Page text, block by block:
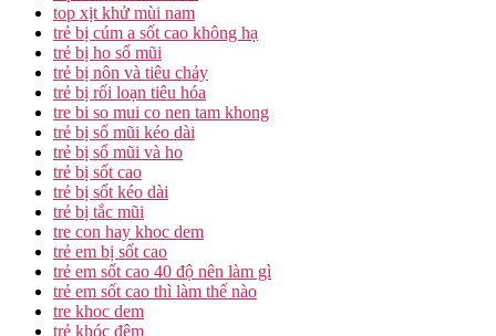
top xịt khử mùi nam
trẻ bị cúm a sốt cao không hạ
trẻ bị ho sổ mũi
trẻ bị nôn và tiêu chảy
trẻ bị rối loạn tiêu hóa
tre bi so mui co nen tam khong
trẻ bị sổ mũi kéo dài
trẻ bị sổ mũi và ho
trẻ bị sốt cao
trẻ bị sốt kéo dài
trẻ bị tắc mũi
tre con hay khoc dem
trẻ em bị sốt cao
trẻ em sốt cao 40 độ nên làm gì
trẻ em sốt cao thì làm thế nào
tre khoc dem
trẻ khóc đêm